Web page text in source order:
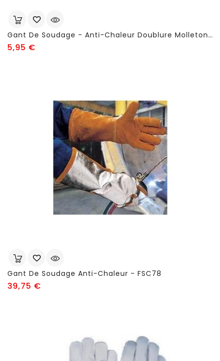
Gant De Soudage - Anti-Chaleur Doublure Molleton - Longueur: 350 Mm - FSC74
5,95 €
Gant De Soudage Anti-Chaleur - FSC78
39,75 €